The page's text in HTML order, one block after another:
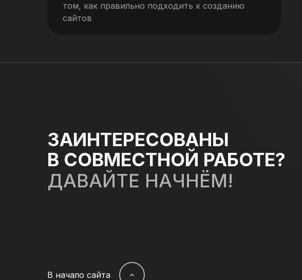
том, как правильно подходить к созданию
сайтов
ЗАИНТЕРЕСОВАНЫ
В СОВМЕСТНОЙ РАБОТЕ?
ДАВАЙТЕ НАЧНЁМ!
В начало сайта